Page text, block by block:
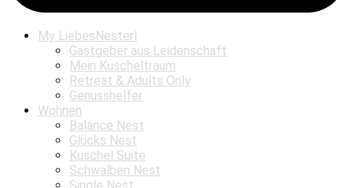
My LiebesNesterl
Gastgeber aus Leidenschaft
Mein Kuscheltraum
Retreat & Adults Only
Genusshelfer
Wohnen
Balance Nest
Glücks Nest
Kuschel Suite
Schwalben Nest